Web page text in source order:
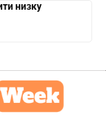
низку